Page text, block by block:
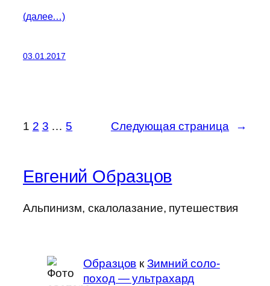
(далее…)
03.01.2017
1 2 3 … 5 Следующая страница →
Евгений Образцов
Альпинизм, скалолазание, путешествия
Образцов кЗимний соло-
поход — ультрахард